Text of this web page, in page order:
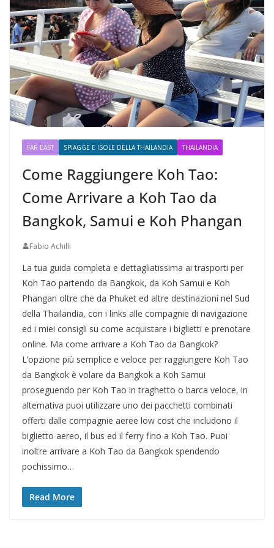
FAR EAST SPIAGGE E ISOLE DELLA THAILANDIA THAILANDIA
Come Raggiungere Koh Tao:
Come Arrivare a Koh Tao da
Bangkok, Samui e Koh Phangan
Fabio Achilli
La tua guida completa e dettagliatissima ai trasporti per
Koh Tao partendo da Bangkok, da Koh Samui e Koh
Phangan oltre che da Phuket ed altre destinazioni nel Sud
della Thailandia, con i links alle compagnie di navigazione
ed i miei consigli su come acquistare i biglietti e prenotare
online. Ma come arrivare a Koh Tao da Bangkok?
L’opzione più semplice e veloce per raggiungere Koh Tao
da Bangkok è volare da Bangkok a Koh Samui
proseguendo per Koh Tao in traghetto o barca veloce, in
alternativa puoi utilizzare uno dei pacchetti combinati
offerti dalle compagnie aeree low cost che includono il
biglietto aereo, il bus ed il ferry fino a Koh Tao. Puoi
inoltre arrivare a Koh Tao da Bangkok spendendo
pochissimo…
Read More